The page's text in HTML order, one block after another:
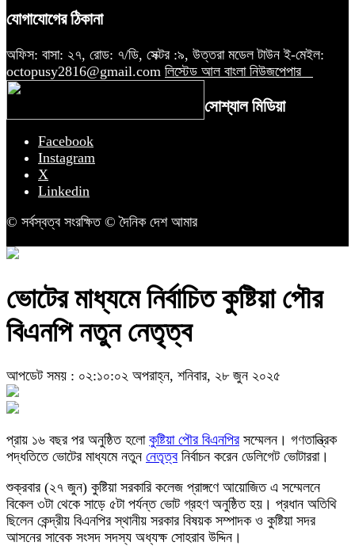
যোগাযোগের ঠিকানা
অফিস: বাসা: ২৭, রোড: ৭/ডি, সেক্টর :৯, উত্তরা মডেল টাউন ই-মেইল:
octopusy2816@gmail.com লিস্টেড আল বাংলা নিউজপেপার
সোশ্যাল মিডিয়া
Facebook
Instagram
X
Linkedin
© সর্বস্বত্ব সংরক্ষিত © দৈনিক দেশ আমার
ভোটের মাধ্যমে নির্বাচিত কুষ্টিয়া পৌর
বিএনপি নতুন নেতৃত্ব
আপডেট সময় : ০২:১০:০২ অপরাহ্ন, শনিবার, ২৮ জুন ২০২৫
প্রায় ১৬ বছর পর অনুষ্ঠিত হলো কুষ্টিয়া পৌর বিএনপিরসম্মেলন। গণতান্ত্রিক
পদ্ধতিতে ভোটের মাধ্যমে নতুন নেতৃত্বনির্বাচন করেন ডেলিগেট ভোটাররা।
শুক্রবার (২৭ জুন) কুষ্টিয়া সরকারি কলেজ প্রাঙ্গণে আয়োজিত এ সম্মেলনে
বিকেল ৩টা থেকে সাড়ে ৫টা পর্যন্ত ভোট গ্রহণ অনুষ্ঠিত হয়। প্রধান অতিথি
ছিলেন কেন্দ্রীয় বিএনপির স্থানীয় সরকার বিষয়ক সম্পাদক ও কুষ্টিয়া সদর
আসনের সাবেক সংসদ সদস্য অধ্যক্ষ সোহরাব উদ্দিন।